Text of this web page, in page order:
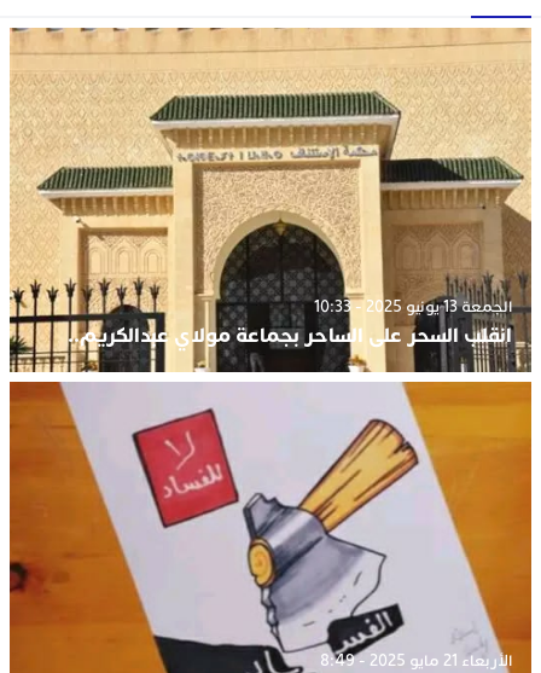
الجمعة 13 يونيو 2025 - 10:33
انقلب السحر على الساحر بجماعة مولاي عبدالكريم..
الأربعاء 21 مايو 2025 - 8:49